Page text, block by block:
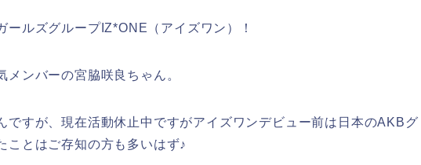
ールズグループIZ*ONE（アイズワン）！
メンバーの宮脇咲良ちゃん。
ですが、現在活動休止中ですがアイズワンデビュー前は日本のAKBグ
ことはご存知の方も多いはず♪